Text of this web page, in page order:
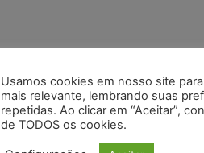
Usamos cookies em nosso site
mais relevante, lembrando suas
repetidas. Ao clicar em “Aceitar”,
de TODOS os cookies.